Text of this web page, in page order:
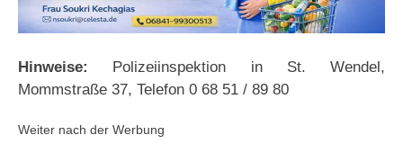
Hinweise:
Polizeiinspektion in St. Wendel,
Mommstraße 37, Telefon 0 68 51 / 89 80
Weiter nach der Werbung